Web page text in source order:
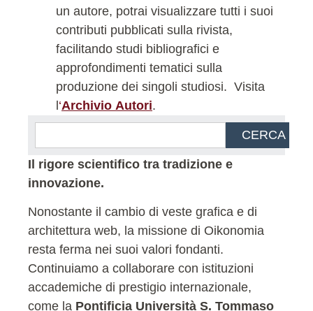
un autore, potrai visualizzare tutti i suoi
contributi pubblicati sulla rivista,
facilitando studi bibliografici e
approfondimenti tematici sulla
produzione dei singoli studiosi. Visita
l‘Archivio Autori.
CERCA
Il rigore scientifico tra tradizione e
innovazione.
Nonostante il cambio di veste grafica e di
architettura web, la missione di Oikonomia
resta ferma nei suoi valori fondanti.
Continuiamo a collaborare con istituzioni
accademiche di prestigio internazionale,
come la Pontificia Università S. Tommaso